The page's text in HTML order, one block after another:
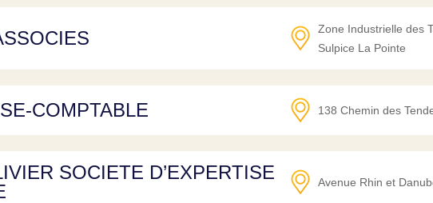
Zone Industrielle des
Sulpice La Pointe
COMPTABLE 138 Chemin des
SOCIETE D’EXPERTISE
Avenue Rhin et